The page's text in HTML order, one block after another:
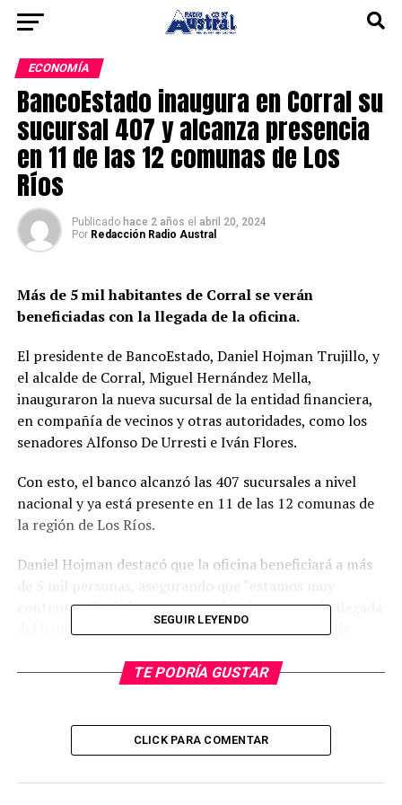
ECONOMÍA
BancoEstado inaugura en Corral su
sucursal 407 y alcanza presencia
en 11 de las 12 comunas de Los
Ríos
Publicado hace 2 años el abril 20, 2024
Por Redacción Radio Austral
Más de 5 mil habitantes de Corral se verán
beneficiadas con la llegada de la oficina.
El presidente de BancoEstado, Daniel Hojman Trujillo, y
el alcalde de Corral, Miguel Hernández Mella,
inauguraron la nueva sucursal de la entidad financiera,
en compañía de vecinos y otras autoridades, como los
senadores Alfonso De Urresti e Iván Flores.
Con esto, el banco alcanzó las 407 sucursales a nivel
nacional y ya está presente en 11 de las 12 comunas de
la región de Los Ríos.
Daniel Hojman destacó que la oficina beneficiará a más
de 5 mil personas, asegurando que “estamos muy
contentos de abrir esta sucursal. Sabemos que la llegada
del banco es muy importante para la comunidad de
el tiempo y dinero que se ahorrarán en traslados, y por
Asimismo, añadió que “esta nueva sucursal potenciará,
SEGUIR LEYENDO
TE PODRÍA GUSTAR
CLICK PARA COMENTAR